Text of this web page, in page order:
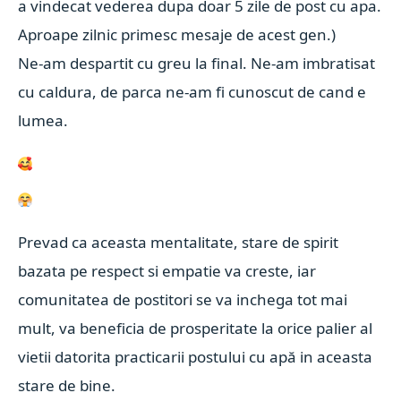
a vindecat vederea dupa doar 5 zile de post cu apa.
Aproape zilnic primesc mesaje de acest gen.)
Ne-am despartit cu greu la final. Ne-am imbratisat
cu caldura, de parca ne-am fi cunoscut de cand e
lumea.
Prevad ca aceasta mentalitate, stare de spirit
bazata pe respect si empatie va creste, iar
comunitatea de postitori se va inchega tot mai
mult, va beneficia de prosperitate la orice palier al
vietii datorita practicarii postului cu apă in aceasta
stare de bine.